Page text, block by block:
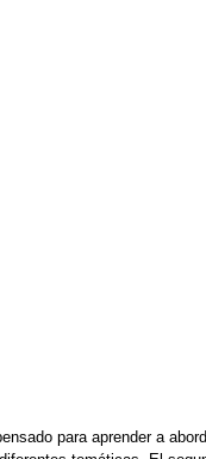
para aprender a